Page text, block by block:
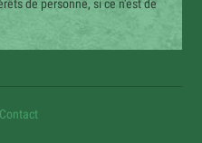
de personne, si ce n'est de
Contact